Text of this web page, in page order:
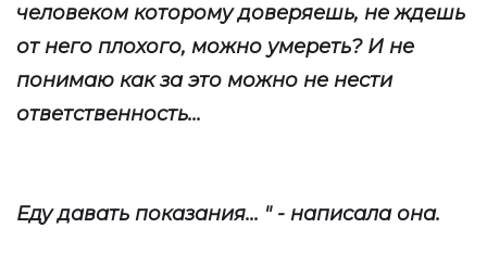
человеком которому доверяешь, не ждешь
от него плохого, можно умереть? И не
понимаю как за это можно не нести
ответственность...
Еду давать показания... " - написала она.